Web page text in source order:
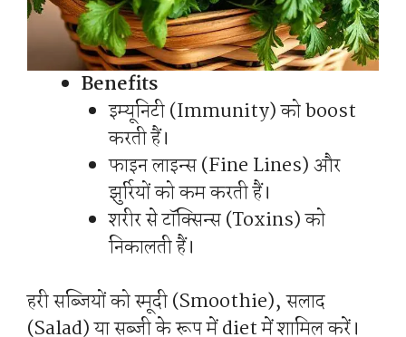
Benefits
इम्यूनिटी (Immunity) को boost
करती हैं।
फाइन लाइन्स (Fine Lines) और
झुर्रियों को कम करती हैं।
शरीर से टॉक्सिन्स (Toxins) को
निकालती हैं।
हरी सब्जियों को स्मूदी (Smoothie), सलाद
(Salad) या सब्जी के रूप में diet में शामिल करें।